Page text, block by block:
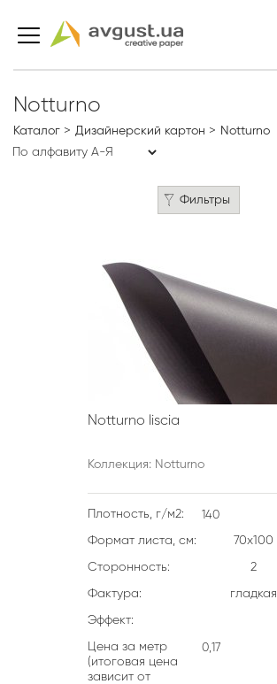
Фильтры
Notturno
Каталог Дизайнерский картон Notturno
Notturno liscia
Коллекция: Notturno
Плотность, г/м2:
Формат листа, см: 70х100
Сторонность: 2
Фактура: гладкая
Эффект:
Цена за метр
(итоговая цена
зависит от